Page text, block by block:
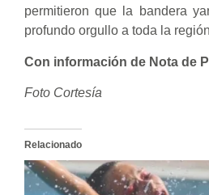
permitieron que la bandera
profundo orgullo a toda la
Con información de Nota de
Foto Cortesía
Relacionado